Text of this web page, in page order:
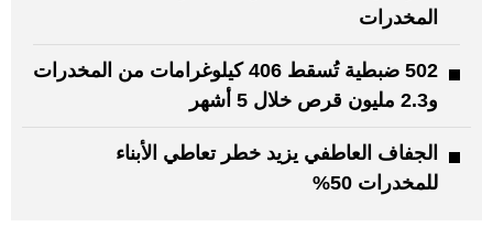
المخدرات
502 ضبطية تُسقط 406 كيلوغرامات من المخدرات
و2.3 مليون قرص خلال 5 أشهر
الجفاف العاطفي يزيد خطر تعاطي الأبناء
للمخدرات 50%